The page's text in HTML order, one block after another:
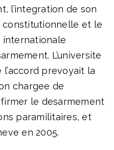
l’integration de son
constitutionnelle et le
internationale
L’universite
prevoyait la
chargee de
le desarmement
paramilitaires, et
en 2005.